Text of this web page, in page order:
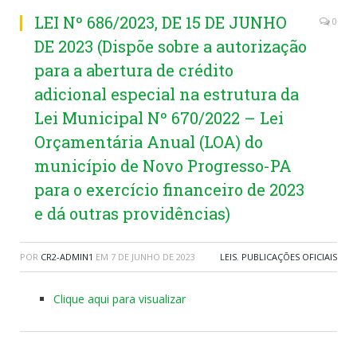
LEI Nº 686/2023, DE 15 DE JUNHO
DE 2023 (Dispõe sobre a autorização
para a abertura de crédito
adicional especial na estrutura da
Lei Municipal Nº 670/2022 – Lei
Orçamentária Anual (LOA) do
município de Novo Progresso-PA
para o exercício financeiro de 2023
e dá outras providências)
0
POR CR2-ADMIN1 EM 7 DE JUNHO DE 2023 LEIS, PUBLICAÇÕES OFICIAIS
Clique aqui para visualizar